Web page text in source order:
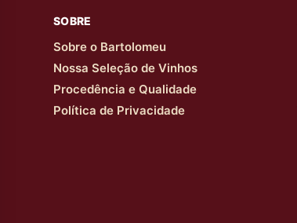
SOBRE
Sobre o Bartolomeu
Nossa Seleção de Vinhos
Procedência e Qualidade
Política de Privacidade